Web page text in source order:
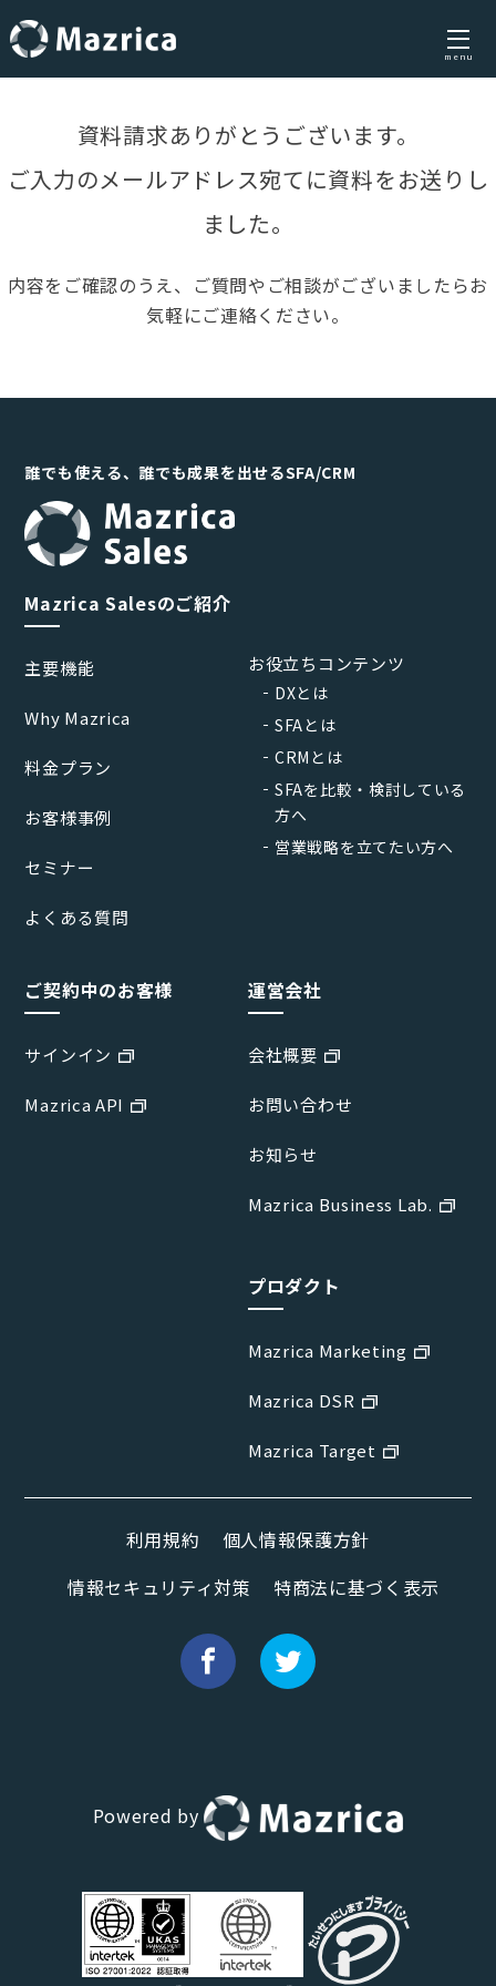
menu
資料請求ありがとうございます。
ご入力のメールアドレス宛てに資料をお送りし
ました。
内容をご確認のうえ、ご質問やご相談がございましたらお
気軽にご連絡ください。
誰でも使える、誰でも成果を出せるSFA/CRM
Mazrica Salesのご紹介
主要機能
Why Mazrica
料金プラン
お客様事例
セミナー
よくある質問
お役立ちコンテンツ
DXとは
SFAとは
CRMとは
SFAを比較・検討している
方へ
営業戦略を立てたい方へ
ご契約中のお客様
サインイン
Mazrica API
運営会社
会社概要
お問い合わせ
お知らせ
Mazrica Business Lab.
プロダクト
Mazrica Marketing
Mazrica DSR
Mazrica Target
利用規約
個人情報保護方針
情報セキュリティ対策
特商法に基づく表示
Powered by